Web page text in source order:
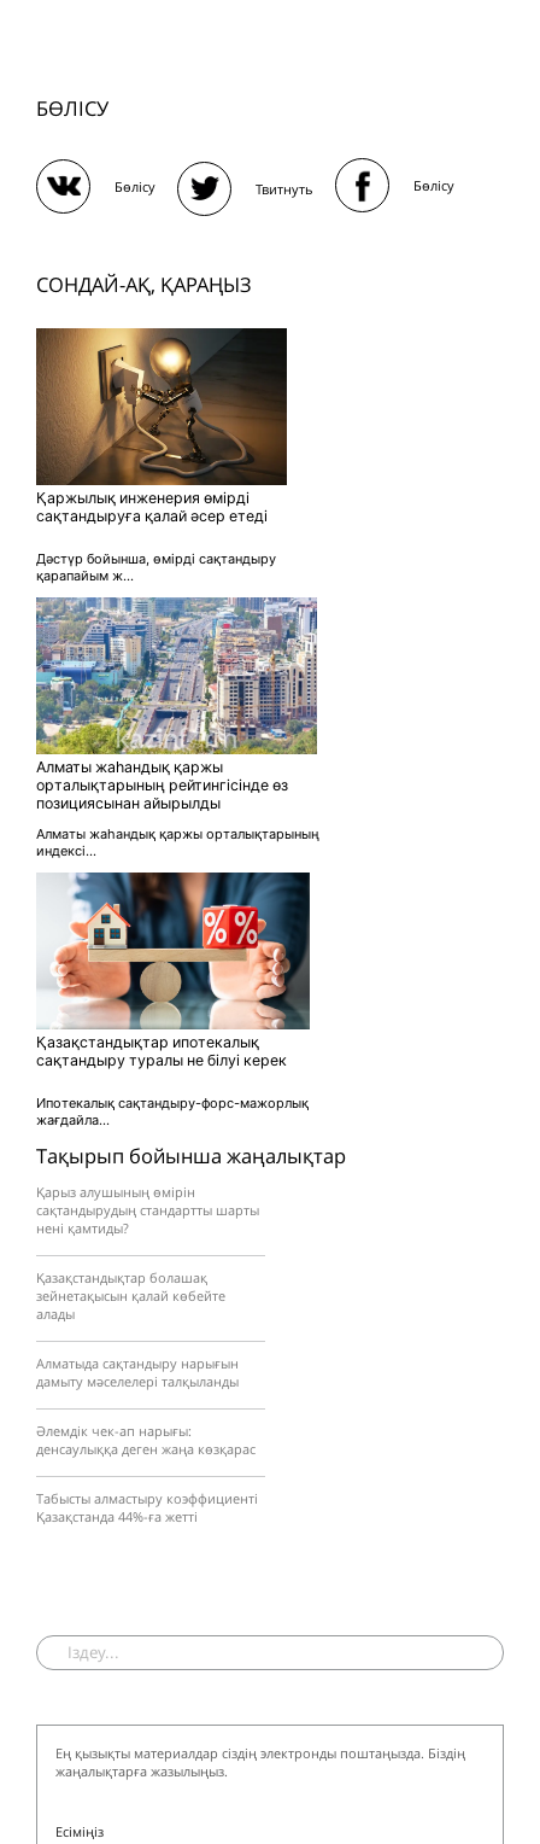
Тақырып бойынша жаңалықтар
Қарыз алушының өмірін
сақтандырудың стандартты шарты
нені қамтиды?
Қазақстандықтар болашақ
зейнетақысын қалай көбейте
алады
Алматыда сақтандыру нарығын
дамыту мәселелері талқыланды
Әлемдік чек-ап нарығы:
денсаулыққа деген жаңа көзқарас
Табысты алмастыру коэффициенті
Қазақстанда 44%-ға жетті
БӨЛІСУ
Бөлісу Твитнуть Бөлісу
СОНДАЙ-АҚ, ҚАРАҢЫЗ
Қаржылық инженерия өмірді
сақтандыруға қалай әсер етеді
Дәстүр бойынша, өмірді сақтандыру
қарапайым ж...
Алматы жаһандық қаржы
орталықтарының рейтингісінде өз
позициясынан айырылды
Алматы жаһандық қаржы орталықтарының
индексі...
Қазақстандықтар ипотекалық
сақтандыру туралы не білуі керек
Ипотекалық сақтандыру-форс-мажорлық
жағдайла...
Ең қызықты материалдар сіздің электронды поштаңызда. Біздің
жаңалықтарға жазылыңыз.
Есіміңіз